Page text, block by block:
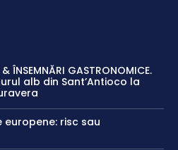
ÎNSEMNĂRI GASTRONOMICE.
alb din Sant’Antioco la
risc sau